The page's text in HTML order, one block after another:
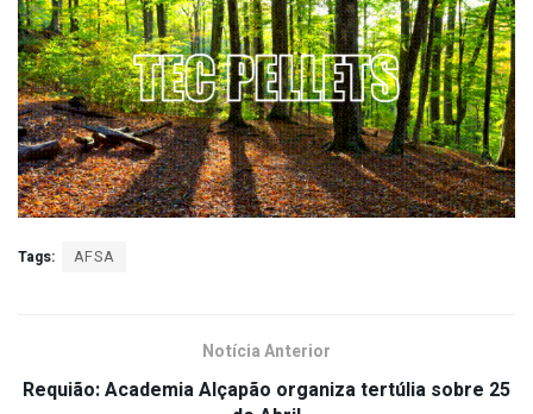
Tags: AFSA
Notícia Anterior
Requião: Academia Alçapão organiza tertúlia sobre 25